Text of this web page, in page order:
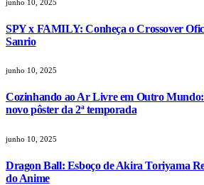
junho 10, 2025
SPY x FAMILY: Conheça o Crossover
Sanrio
junho 10, 2025
Cozinhando ao Ar Livre em Outro
novo pôster da 2ª temporada
junho 10, 2025
Dragon Ball: Esboço de Akira Toriyama
do Anime